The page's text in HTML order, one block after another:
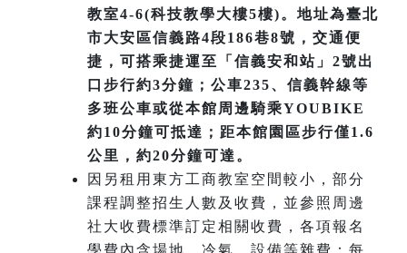
教室4-6(科技教學大樓5樓)。地址為臺北
市大安區信義路4段186巷8號，交通便
捷，可搭乘捷運至「信義安和站」2號出
口步行約3分鐘；公車235、信義幹線等
多班公車或從本館周邊騎乘YOUBIKE
約10分鐘可抵達；距本館園區步行僅1.6
公里，約20分鐘可達。
因另租用東方工商教室空間較小，部分
課程調整招生人數及收費，並參照周邊
社大收費標準訂定相關收費，各項報名